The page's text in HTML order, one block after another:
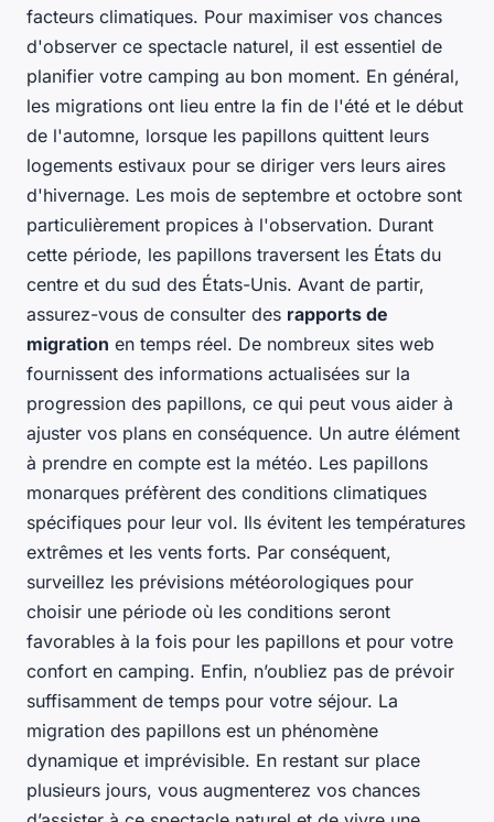
facteurs climatiques. Pour maximiser vos chances
d'observer ce spectacle naturel, il est essentiel de
planifier votre camping au bon moment. En général,
les migrations ont lieu entre la fin de l'été et le début
de l'automne, lorsque les papillons quittent leurs
logements estivaux pour se diriger vers leurs aires
d'hivernage. Les mois de septembre et octobre sont
particulièrement propices à l'observation. Durant
cette période, les papillons traversent les États du
centre et du sud des États-Unis. Avant de partir,
assurez-vous de consulter des rapports de
migration en temps réel. De nombreux sites web
fournissent des informations actualisées sur la
progression des papillons, ce qui peut vous aider à
ajuster vos plans en conséquence. Un autre élément
à prendre en compte est la météo. Les papillons
monarques préfèrent des conditions climatiques
spécifiques pour leur vol. Ils évitent les températures
extrêmes et les vents forts. Par conséquent,
surveillez les prévisions météorologiques pour
choisir une période où les conditions seront
favorables à la fois pour les papillons et pour votre
confort en camping. Enfin, n’oubliez pas de prévoir
suffisamment de temps pour votre séjour. La
migration des papillons est un phénomène
dynamique et imprévisible. En restant sur place
plusieurs jours, vous augmenterez vos chances